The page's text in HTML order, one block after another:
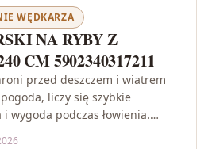
WĘDKARZA
NA RYBY Z
CM 5902340317211
przed deszczem i wiatrem
liczy się szybkie
wygoda podczas łowienia.